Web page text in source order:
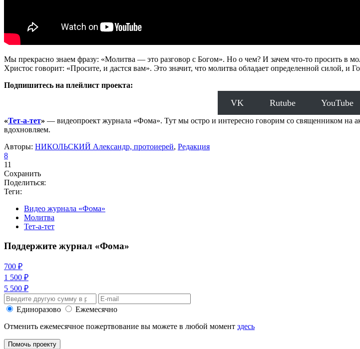
Мы прекрасно знаем фразу: «Молитва — это разговор с Богом». Но о чем? И зачем что-то просить в
Христос говорит: «Просите, и дастся вам». Это значит, что молитва обладает определенной силой, и
Подпишитесь на плейлист проекта:
VK Rutube YouTube
«Тет-а-тет» — видеопроект журнала «Фома». Тут мы остро и интересно говорим со священником на
вдохновляем.
Авторы: НИКОЛЬСКИЙ Александр, протоиерей, Редакция
8
11
Сохранить
Поделиться:
Теги:
Видео журнала «Фома»
Молитва
Тет-а-тет
Поддержите журнал «Фома»
700 ₽
1 500 ₽
5 500 ₽
Единоразово
Ежемесячно
Отменить ежемесячное пожертвование вы можете в любой момент здесь
Помочь проекту